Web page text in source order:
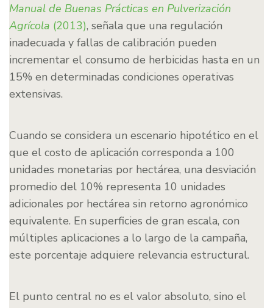
Manual de Buenas Prácticas en Pulverización
Agrícola (2013), señala que una regulación
inadecuada y fallas de calibración pueden
incrementar el consumo de herbicidas hasta en un
15% en determinadas condiciones operativas
extensivas.
Cuando se considera un escenario hipotético en el
que el costo de aplicación corresponda a 100
unidades monetarias por hectárea, una desviación
promedio del 10% representa 10 unidades
adicionales por hectárea sin retorno agronómico
equivalente. En superficies de gran escala, con
múltiples aplicaciones a lo largo de la campaña,
este porcentaje adquiere relevancia estructural.
El punto central no es el valor absoluto, sino el